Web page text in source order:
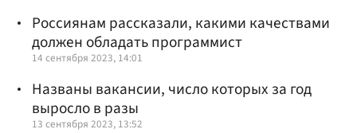
Россиянам рассказали, какими качествами
должен обладать программист
14 сентября 2023, 14:01
Названы вакансии, число которых за год
выросло в разы
13 сентября 2023, 13:52